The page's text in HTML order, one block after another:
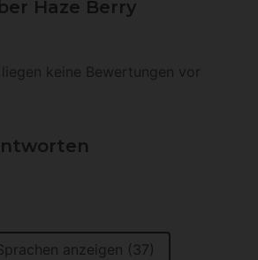
Haze Berry
keine Bewertungen vor
anzeigen (37)